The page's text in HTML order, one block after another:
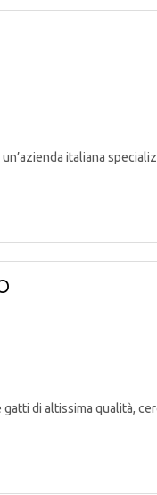
italiana
di altissima qualità,